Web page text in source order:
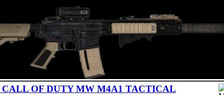
CALL OF DUTY MW M4A1 TACTICAL